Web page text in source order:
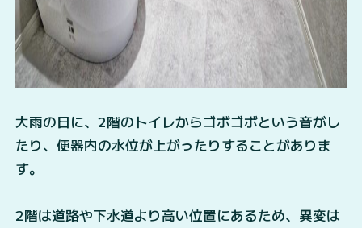
大雨の日に、2階のトイレからゴボゴボという音がし
たり、便器内の水位が上がったりすることがありま
す。
2階は道路や下水道より高い位置にあるため、異変は